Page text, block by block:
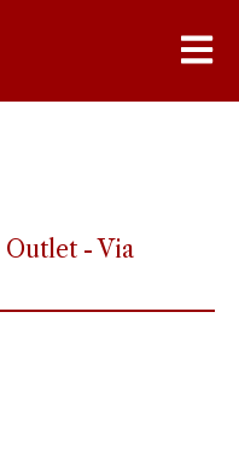
- Via